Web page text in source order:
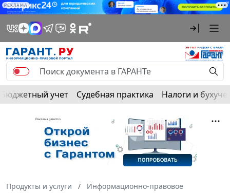
РЕКЛАМА
Бюджетный учет Судебная практика Налоги и
Продукты и услуги
Информационно-правовое